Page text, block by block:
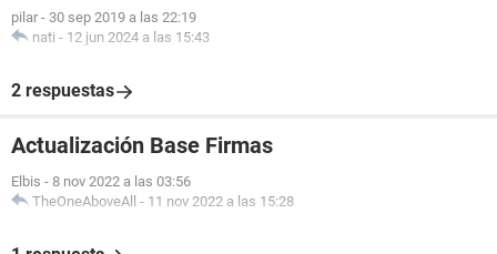
pilar - 30 sep 2019 a las 22:19
nati - 12 jun 2024 a las 15:43
2 respuestas
Actualización Base Firmas
Elbis - 8 nov 2022 a las 03:56
TheOneAboveAll - 11 nov 2022 a las 15:28